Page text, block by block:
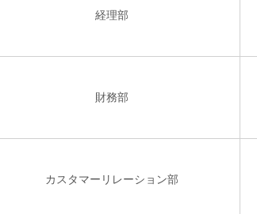
経理部
財務部
カスタマーリレーション部